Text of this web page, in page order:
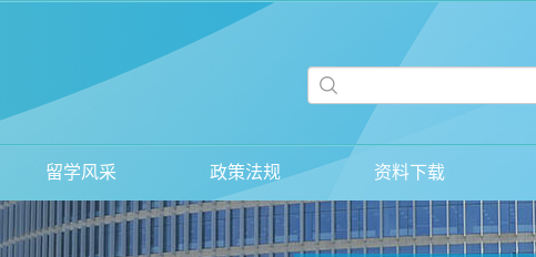
留学风采 政策法规 资料下载